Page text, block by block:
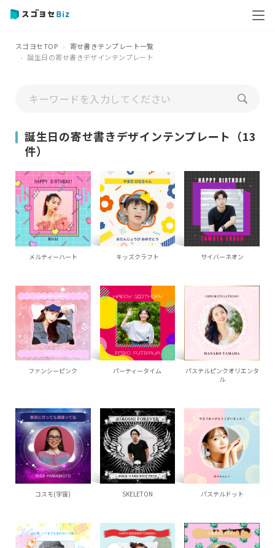
スゴヨセTOP
寄せ書きテンプレート一覧
誕生日の寄せ書きデザインテンプレート
誕生日の寄せ書きデザインテンプレート（13
件）
メルティーハート キッズクラフト サイバーネオン
ファンシーピンク パーティータイム
パステルピンクオリエンタ
ル
コスモ(宇宙) SKELETON パステルドット